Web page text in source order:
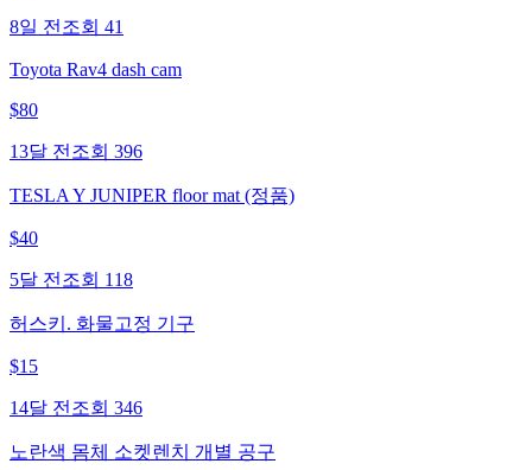
8일 전 조회 41
Toyota Rav4 dash cam
$80
13달 전 조회 396
TESLA Y JUNIPER floor mat (정품)
$40
5달 전 조회 118
허스키. 화물고정 기구
$15
14달 전 조회 346
노란색 몸체 소켓렌치 개별 공구